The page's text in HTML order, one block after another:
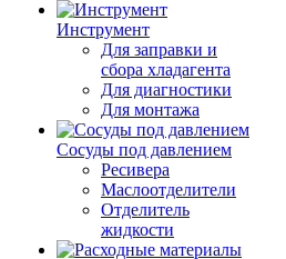
Инструмент
Для заправки и
сбора хладагента
Для диагностики
Для монтажа
Сосуды под давлением
Ресивера
Маслоотделители
Отделитель
жидкости